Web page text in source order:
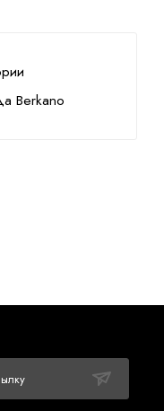
Berkano